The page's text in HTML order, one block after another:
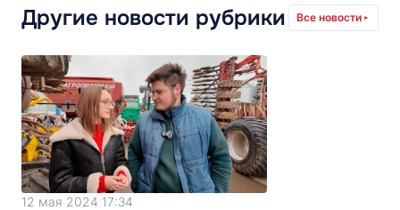
Другие новости рубрики Все новости
12 мая 2024 17:34